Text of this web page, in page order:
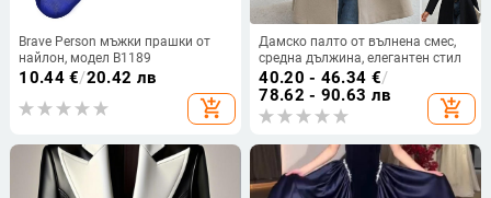
Brave Person мъжки прашки от
найлон, модел B1189
10.44€/20.42 лв
add_shopping_cart
Дамско палто от вълнена смес,
средна дължина, елегантен стил
40.20 - 46.34 €/
78.62 - 90.63 лв
add_shopping_cart